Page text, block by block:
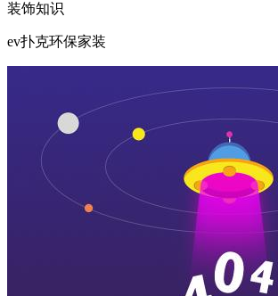
装饰知识
ev扑克环保家装